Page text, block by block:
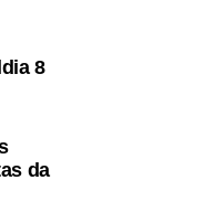
8
da